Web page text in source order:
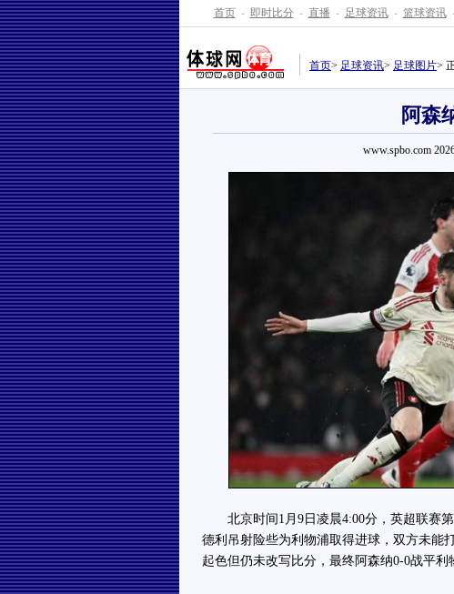
首页 - 即时比分 - 直播 - 足球资讯 - 篮球资讯
首页> 足球资讯> 足球图片>
阿森
www.spbo.com
北京时间1月9日凌晨4:00分，英超联赛第
德利吊射险些为利物浦取得进球，双方未能
起色但仍未改写比分，最终阿森纳0-0战平利